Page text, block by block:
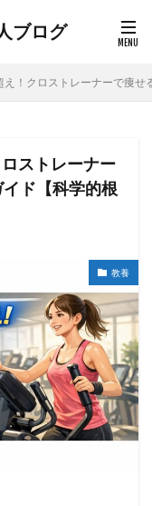
ブログ
え！クロストレーナーで痩
ストレーナー
ド【科学的根
教養